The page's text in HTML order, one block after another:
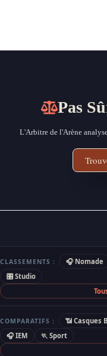
Pas
L'Arbitre de l'Arène
CLASSEMENTS : 🎧 Nomade
🎛 Studio
COMPARATIFS : 📶 Casques
🎧 IEM
🏃 Sport